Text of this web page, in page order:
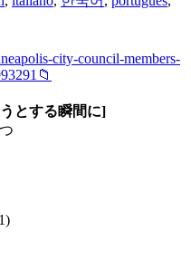
city-council-members-
とする瞬間に]